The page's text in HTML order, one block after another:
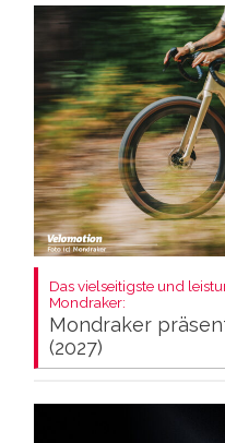
Das vielseitigste und
Mondraker:
Mondraker
(2027)